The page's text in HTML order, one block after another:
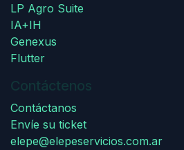
LP Agro Suite
IA+IH
Genexus
Flutter
Contáctenos
Contáctanos
Envíe su ticket
elepe@elepeservicios.com.ar